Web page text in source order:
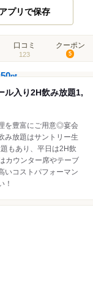
アプリで保存
口コミ
123
クーポン
5
50pt
ル入り2H飲み放題1,
を豊富にご用意◎宴会
み放題はサントリー生
もあり、平日は2H飲
カウンター席やテーブ
いコストパフォーマン
！